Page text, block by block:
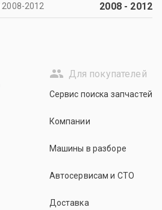
2012 2008- 2012
Для покупателей
Сервис поиска запчастей
Компании
Машины в разборе
Автосервисам и СТО
Доставка